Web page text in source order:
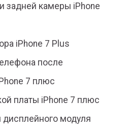
задней камеры iPhone
iPhone 7 Plus
после
7 плюс
платы iPhone 7 плюс
дисплейного модуля